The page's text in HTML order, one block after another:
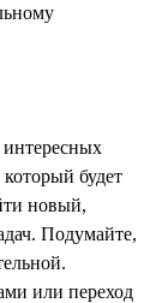
будет
новый,
Подумайте,
или переход